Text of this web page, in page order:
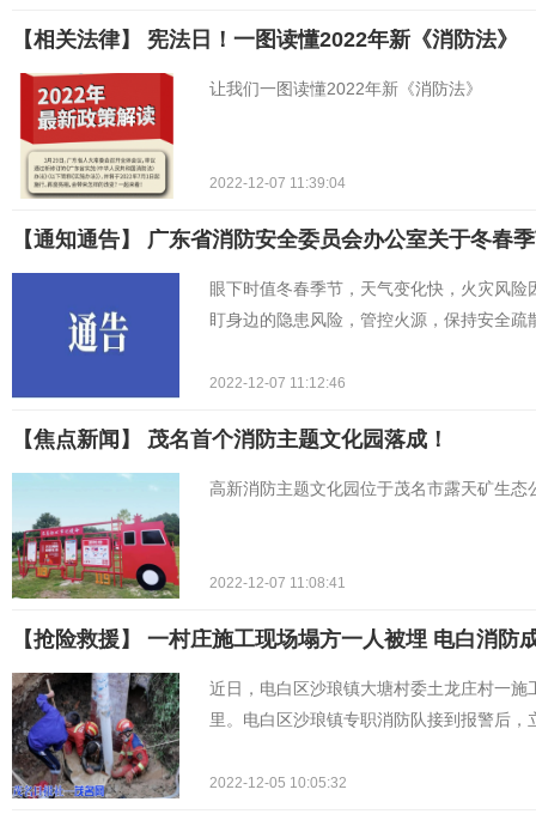
【相关法律】 宪法日！一图读懂2022年新《消防法》
让我们一图读懂2022年新《消防法》
2022-12-07 11:39:04
【通知通告】 广东省消防安全委员会办公室关于冬春
眼下时值冬春季节，天气变化快，火灾风险
盯身边的隐患风险，管控火源，保持安全
2022-12-07 11:12:46
【焦点新闻】 茂名首个消防主题文化园落成！
高新消防主题文化园位于茂名市露天矿生
2022-12-07 11:08:41
【抢险救援】 一村庄施工现场塌方一人被埋 电白消防
近日，电白区沙琅镇大塘村委土龙庄村一
里。电白区沙琅镇专职消防队接到报警后
2022-12-05 10:05:32